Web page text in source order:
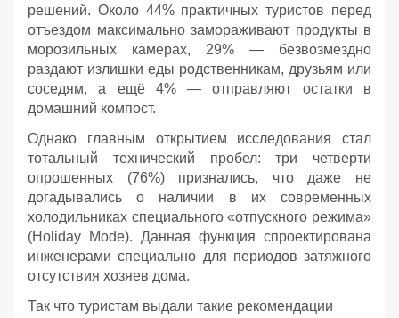
решений. Около 44% практичных туристов перед
отъездом максимально замораживают продукты в
морозильных камерах, 29% — безвозмездно
раздают излишки еды родственникам, друзьям или
соседям, а ещё 4% — отправляют остатки в
домашний компост.
Однако главным открытием исследования стал
тотальный технический пробел: три четверти
опрошенных (76%) признались, что даже не
догадывались о наличии в их современных
холодильниках специального «отпускного режима»
(Holiday Mode). Данная функция спроектирована
инженерами специально для периодов затяжного
отсутствия хозяев дома.
Так что туристам выдали такие рекомендации